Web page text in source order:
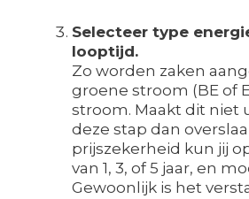
Selecteer type
looptijd.
Zo worden zaken
groene stroom (BE of
stroom. Maakt dit niet
deze stap dan
prijszekerheid kun jij
van 1, 3, of 5 jaar, en
Gewoonlijk is het